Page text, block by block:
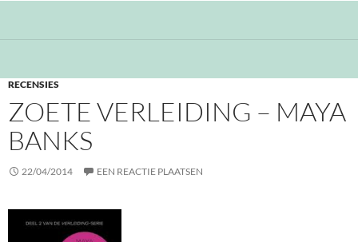
RECENSIES
ZOETE VERLEIDING – MAYA
BANKS
22/04/2014 EEN REACTIE PLAATSEN